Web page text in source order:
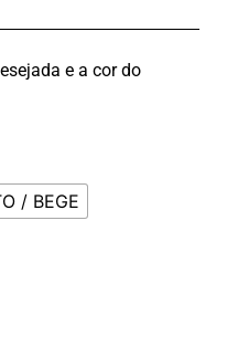
e a cor do
/ BEGE